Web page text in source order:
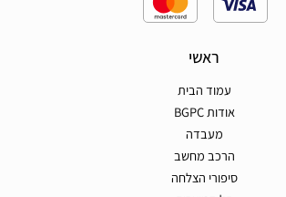
ראשי
עמוד הבית
אודות BGPC
מעבדה
הרכב מחשב
סיפורי הצלחה